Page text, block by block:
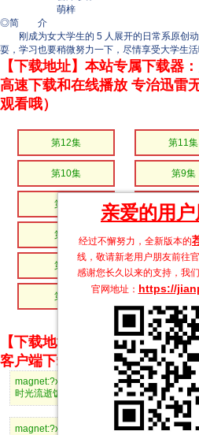
亲爱的用户
经过不懈努力，全新版本的
线，敬请新老用户朋友前往
感谢您长久以来的支持，我
官网地址： https://
萌梓
◎简 介
刚成为女大学生的 5 人展开的日常系原创动
耍，学习也要稍微努力一下，尽情享受大学生活
【下载地址】本站专属下载器
高速下载和在线播放 专治迅雷
观看哦）
第12集 第11集
第10集 第9集
第8集 第7集
第6集 第5集
第4集 第3集
第2集 第1集
【下载地址】magnet推荐使
客户端下载
时光流逝饭菜依旧美味12.mp4